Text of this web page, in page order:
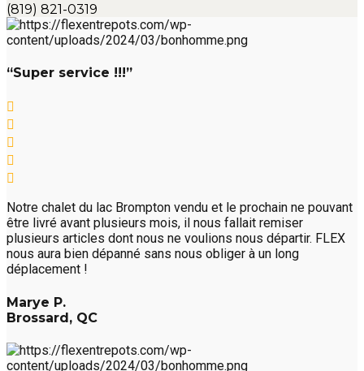
(819) 821-0319
“Super service !!!”
Notre chalet du lac Brompton vendu et le prochain ne pouvant
être livré avant plusieurs mois, il nous fallait remiser
plusieurs articles dont nous ne voulions nous départir. FLEX
nous aura bien dépanné sans nous obliger à un long
déplacement !
Marye P.
Brossard, QC